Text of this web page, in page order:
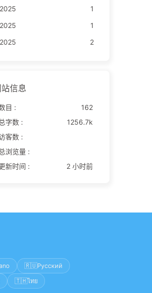
1
1
2
站信息
目 :
162
字数 :
1256.7k
客数 :
浏览量 :
新时间 :
2 小时前
🇷🇺Русский
🇹🇭ไทย